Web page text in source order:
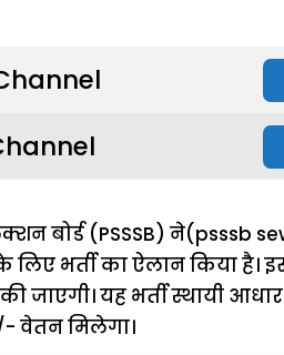
बोर्ड (PSSSB) ने(psssb
लिए भर्ती का ऐलान किया है।
जाएगी। यह भर्ती स्थायी
वेतन मिलेगा।